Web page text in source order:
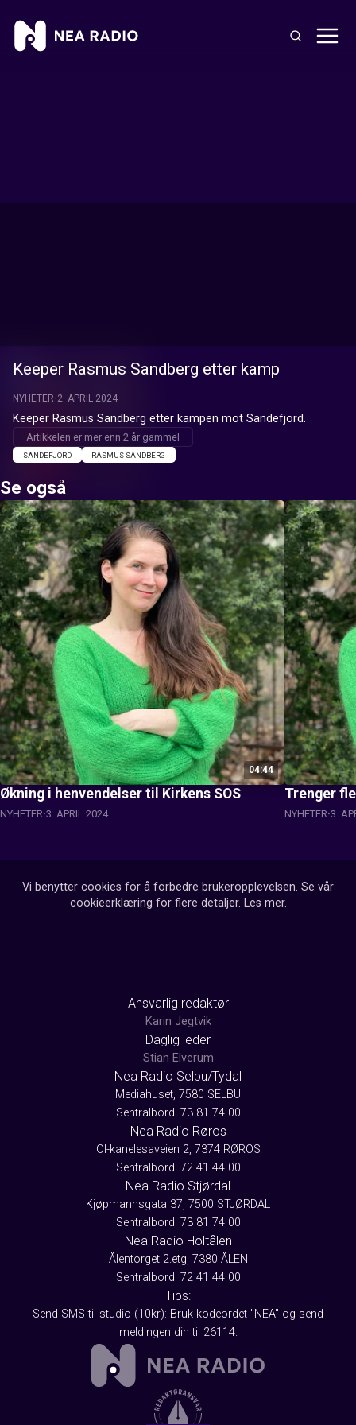
Keeper Rasmus Sandberg etter kamp
NYHETER 2. APRIL 2024
Keeper Rasmus Sandberg etter kampen mot Sandefjord.
Artikkelen er mer enn 2 år gammel
SANDEFJORD RASMUS SANDBERG
Se også
04:44
Økning i henvendelser til Kirkens SOS
NYHETER 3. APRIL 2024
Trenger
NYHETER 3.
Vi benytter cookies for å forbedre brukeropplevelsen. Se vår
cookieerklæring for flere detaljer. Les mer.
Ansvarlig redaktør
Karin Jegtvik
Daglig leder
Stian Elverum
Nea Radio Selbu/Tydal
Mediahuset, 7580 SELBU
Sentralbord: 73 81 74 00
Nea Radio Røros
Ol-kanelesaveien 2, 7374 RØROS
Sentralbord: 72 41 44 00
Nea Radio Stjørdal
Kjøpmannsgata 37, 7500 STJØRDAL
Sentralbord: 73 81 74 00
Nea Radio Holtålen
Ålentorget 2.etg, 7380 ÅLEN
Sentralbord: 72 41 44 00
Tips:
Send SMS til studio (10kr): Bruk kodeordet "NEA" og send
meldingen din til 26114.